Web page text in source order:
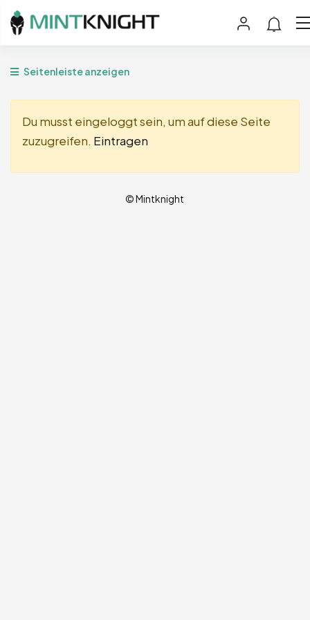
Seitenleiste anzeigen
Du musst eingeloggt sein, um auf diese Seite
zuzugreifen. Eintragen
© Mintknight